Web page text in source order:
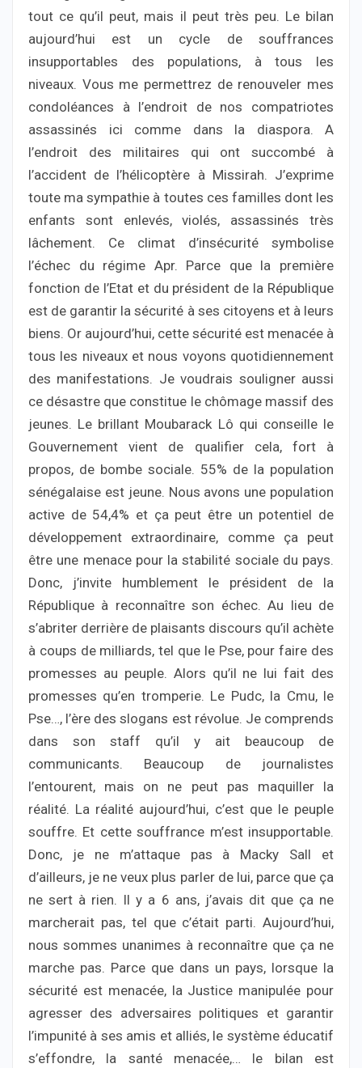
tout ce qu’il peut, mais il peut très peu. Le bilan
aujourd’hui est un cycle de souffrances
insupportables des populations, à tous les
niveaux. Vous me permettrez de renouveler mes
condoléances à l’endroit de nos compatriotes
assassinés ici comme dans la diaspora. A
l’endroit des militaires qui ont succombé à
l’accident de l’hélicoptère à Missirah. J’exprime
toute ma sympathie à toutes ces familles dont les
enfants sont enlevés, violés, assassinés très
lâchement. Ce climat d’insécurité symbolise
l’échec du régime Apr. Parce que la première
fonction de l’Etat et du président de la République
est de garantir la sécurité à ses citoyens et à leurs
biens. Or aujourd’hui, cette sécurité est menacée à
tous les niveaux et nous voyons quotidiennement
des manifestations. Je voudrais souligner aussi
ce désastre que constitue le chômage massif des
jeunes. Le brillant Moubarack Lô qui conseille le
Gouvernement vient de qualifier cela, fort à
propos, de bombe sociale. 55% de la population
sénégalaise est jeune. Nous avons une population
active de 54,4% et ça peut être un potentiel de
développement extraordinaire, comme ça peut
être une menace pour la stabilité sociale du pays.
Donc, j’invite humblement le président de la
République à reconnaître son échec. Au lieu de
s’abriter derrière de plaisants discours qu’il achète
à coups de milliards, tel que le Pse, pour faire des
promesses au peuple. Alors qu’il ne lui fait des
promesses qu’en tromperie. Le Pudc, la Cmu, le
Pse…, l’ère des slogans est révolue. Je comprends
dans son staff qu’il y ait beaucoup de
communicants. Beaucoup de journalistes
l’entourent, mais on ne peut pas maquiller la
réalité. La réalité aujourd’hui, c’est que le peuple
souffre. Et cette souffrance m’est insupportable.
Donc, je ne m’attaque pas à Macky Sall et
d’ailleurs, je ne veux plus parler de lui, parce que ça
ne sert à rien. Il y a 6 ans, j’avais dit que ça ne
marcherait pas, tel que c’était parti. Aujourd’hui,
nous sommes unanimes à reconnaître que ça ne
marche pas. Parce que dans un pays, lorsque la
sécurité est menacée, la Justice manipulée pour
agresser des adversaires politiques et garantir
l’impunité à ses amis et alliés, le système éducatif
s’effondre, la santé menacée,… le bilan est